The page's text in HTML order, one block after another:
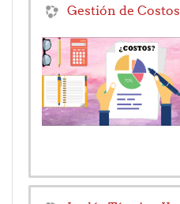
Gestión de Costos